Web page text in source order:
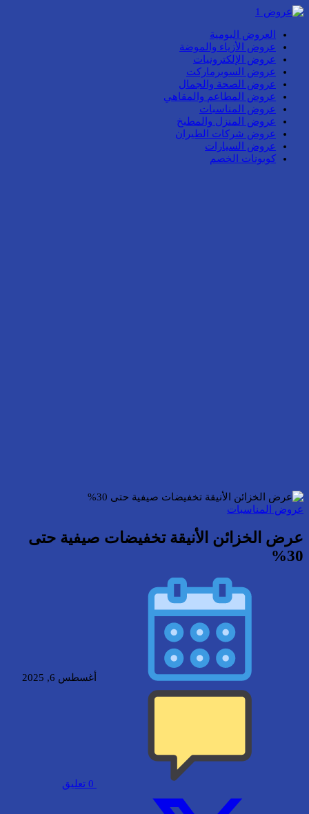
العروض اليومية
عروض الأزياء والموضة
عروض الإلكترونيات
عروض السوبرماركت
عروض الصحة والجمال
عروض المطاعم والمقاهي
عروض المناسبات
عروض المنزل والمطبخ
عروض شركات الطيران
عروض السيارات
كوبونات الخصم
عروض المناسبات
عرض الخزائن الأنيقة تخفيضات صيفية حتى
30%
أغسطس 6, 2025
0 تعليق